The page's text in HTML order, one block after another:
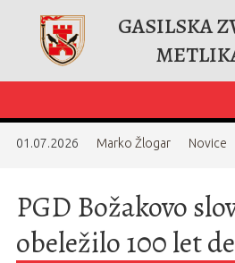
GASILSKA
01.07.2026 Marko Žlogar Novice
PGD Božakovo
obeležilo 100 let